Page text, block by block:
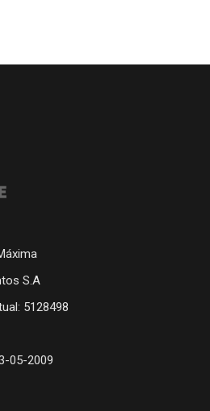
S.A
5128498
05-2009